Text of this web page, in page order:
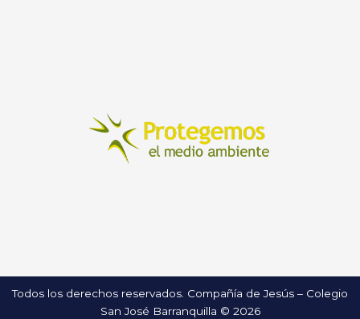
Todos los derechos reservados. Compañía de Jesús – Colegio
San José Barranquilla © 2026